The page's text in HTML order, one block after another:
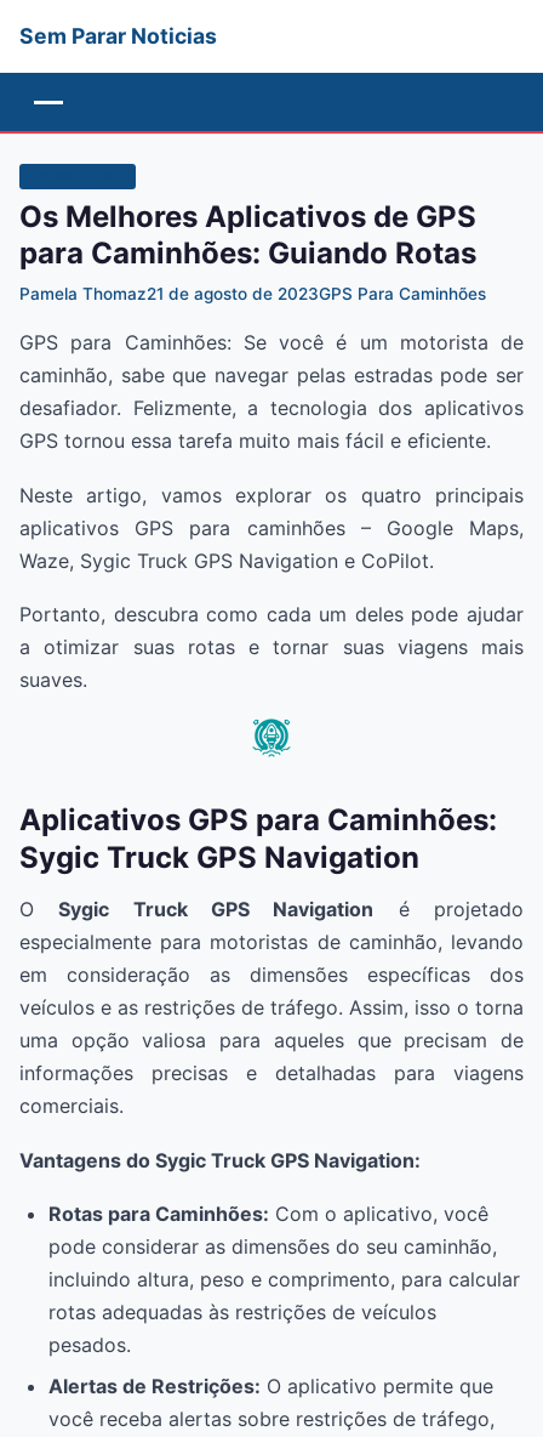
Sem Parar Noticias
Os Melhores Aplicativos de GPS
para Caminhões: Guiando Rotas
Pamela Thomaz21 de agosto de 2023GPS Para Caminhões
GPS para Caminhões: Se você é um motorista de
caminhão, sabe que navegar pelas estradas pode ser
desafiador. Felizmente, a tecnologia dos aplicativos
GPS tornou essa tarefa muito mais fácil e eficiente.
Neste artigo, vamos explorar os quatro principais
aplicativos GPS para caminhões – Google Maps,
Waze, Sygic Truck GPS Navigation e CoPilot.
Portanto, descubra como cada um deles pode ajudar
a otimizar suas rotas e tornar suas viagens mais
suaves.
Aplicativos GPS para Caminhões:
Sygic Truck GPS Navigation
OSygic Truck GPS Navigation é projetado
especialmente para motoristas de caminhão, levando
em consideração as dimensões específicas dos
veículos e as restrições de tráfego. Assim, isso o torna
uma opção valiosa para aqueles que precisam de
informações precisas e detalhadas para viagens
comerciais.
Vantagens do Sygic Truck GPS Navigation:
Rotas para Caminhões: Com o aplicativo, você
pode considerar as dimensões do seu caminhão,
incluindo altura, peso e comprimento, para calcular
rotas adequadas às restrições de veículos
pesados.
Alertas de Restrições: O aplicativo permite que
você receba alertas sobre restrições de tráfego,